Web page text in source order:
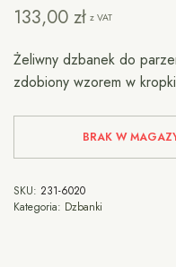
133,00zł z VAT
Żeliwny dzbanek do
zdobiony wzorem w
BRAK W
SKU: 231-6020
Kategoria: Dzbanki